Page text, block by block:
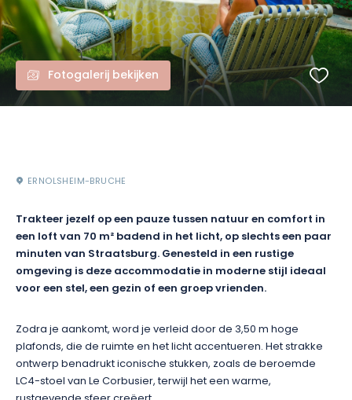
Fotogalerij bekijken
ERNOLSHEIM-BRUCHE
Trakteer jezelf op een pauze tussen natuur en comfort in
een loft van 70 m² badend in het licht, op slechts een paar
minuten van Straatsburg. Genesteld in een rustige
omgeving is deze accommodatie in moderne stijl ideaal
voor een stel, een gezin of een groep vrienden.
Zodra je aankomt, word je verleid door de 3,50 m hoge
plafonds, die de ruimte en het licht accentueren. Het strakke
ontwerp benadrukt iconische stukken, zoals de beroemde
LC4-stoel van Le Corbusier, terwijl het een warme,